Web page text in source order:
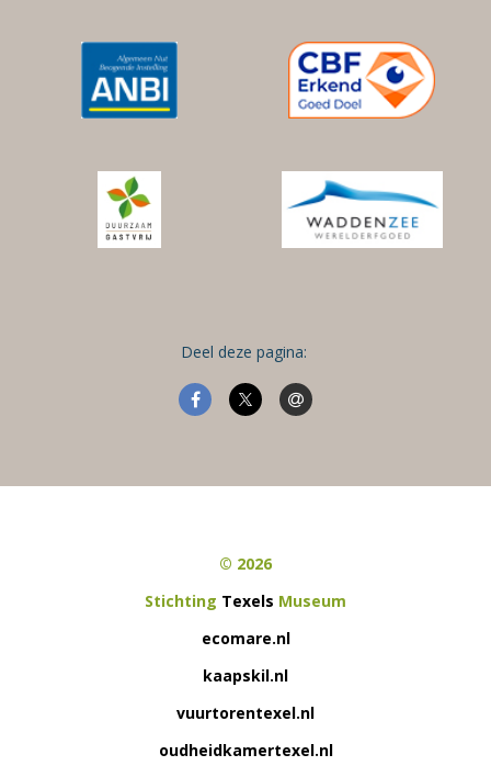
Deel deze pagina:
© 2026
Stichting Texels Museum
ecomare.nl
kaapskil.nl
vuurtorentexel.nl
oudheidkamertexel.nl